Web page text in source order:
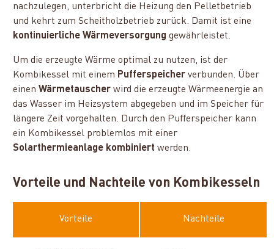
nachzulegen, unterbricht die Heizung den Pelletbetrieb
und kehrt zum Scheitholzbetrieb zurück. Damit ist eine
kontinuierliche Wärmeversorgung gewährleistet.
Um die erzeugte Wärme optimal zu nutzen, ist der
Kombikessel mit einem Pufferspeicher verbunden. Über
einenWärmetauscher wird die erzeugte Wärmeenergie an
das Wasser im Heizsystem abgegeben und im Speicher für
längere Zeit vorgehalten. Durch den Pufferspeicher kann
ein Kombikessel problemlos mit einer
Solarthermieanlage kombiniert werden.
Vorteile und Nachteile von Kombikesseln
Vorteile Nachteile